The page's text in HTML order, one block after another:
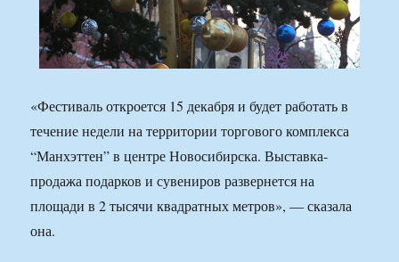
«Фестиваль откроется 15 декабря и будет работать в
течение недели на территории торгового комплекса
“Манхэттен” в центре Новосибирска. Выставка-
продажа подарков и сувениров развернется на
площади в 2 тысячи квадратных метров», — сказала
она.